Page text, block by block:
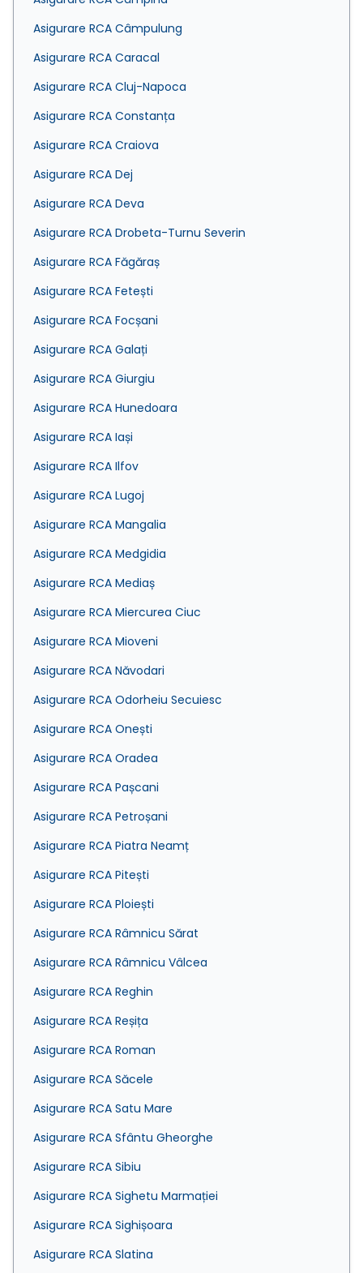
Asigurare RCA Câmpulung
Asigurare RCA Caracal
Asigurare RCA Cluj-Napoca
Asigurare RCA Constanța
Asigurare RCA Craiova
Asigurare RCA Dej
Asigurare RCA Deva
Asigurare RCA Drobeta-Turnu Severin
Asigurare RCA Făgăraș
Asigurare RCA Fetești
Asigurare RCA Focșani
Asigurare RCA Galați
Asigurare RCA Giurgiu
Asigurare RCA Hunedoara
Asigurare RCA Iași
Asigurare RCA Ilfov
Asigurare RCA Lugoj
Asigurare RCA Mangalia
Asigurare RCA Medgidia
Asigurare RCA Mediaș
Asigurare RCA Miercurea Ciuc
Asigurare RCA Mioveni
Asigurare RCA Năvodari
Asigurare RCA Odorheiu Secuiesc
Asigurare RCA Onești
Asigurare RCA Oradea
Asigurare RCA Pașcani
Asigurare RCA Petroșani
Asigurare RCA Piatra Neamț
Asigurare RCA Pitești
Asigurare RCA Ploiești
Asigurare RCA Râmnicu Sărat
Asigurare RCA Râmnicu Vâlcea
Asigurare RCA Reghin
Asigurare RCA Reșița
Asigurare RCA Roman
Asigurare RCA Săcele
Asigurare RCA Satu Mare
Asigurare RCA Sfântu Gheorghe
Asigurare RCA Sibiu
Asigurare RCA Sighetu Marmației
Asigurare RCA Sighișoara
Asigurare RCA Slatina